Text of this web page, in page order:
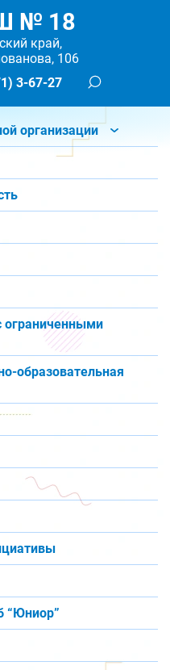
№ 18
край,
106
3-67-27
организации
ограниченными
образовательная
“Юниор”